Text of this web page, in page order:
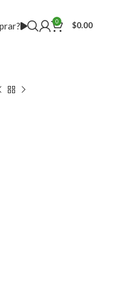
0 $0.00